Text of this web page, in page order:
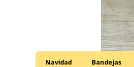
Navidad Bandejas